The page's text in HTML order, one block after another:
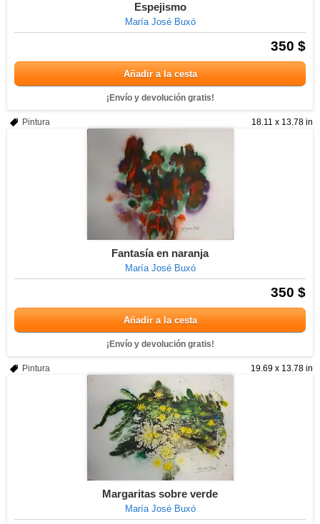
Espejismo
María José Buxó
350 $
Añadir a la cesta
¡Envío y devolución gratis!
18.11 x 13.78 in
Pintura
Fantasía en naranja
María José Buxó
350 $
Añadir a la cesta
¡Envío y devolución gratis!
19.69 x 13.78 in
Pintura
Margaritas sobre verde
María José Buxó